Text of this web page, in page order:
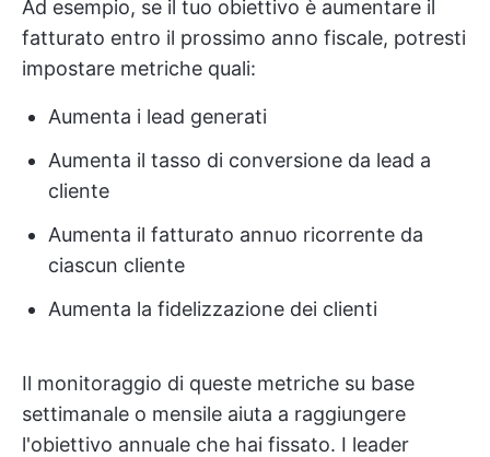
Ad esempio, se il tuo obiettivo è aumentare il
fatturato entro il prossimo anno fiscale, potresti
impostare metriche quali:
Aumenta i lead generati
Aumenta il tasso di conversione da lead a
cliente
Aumenta il fatturato annuo ricorrente da
ciascun cliente
Aumenta la fidelizzazione dei clienti
Il monitoraggio di queste metriche su base
settimanale o mensile aiuta a raggiungere
l'obiettivo annuale che hai fissato. I leader